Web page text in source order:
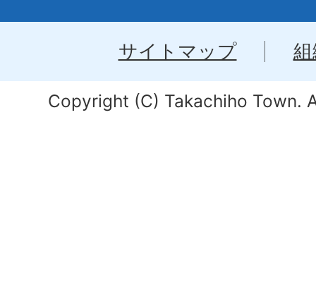
サイトマップ
Copyright (C) Takachiho Town.